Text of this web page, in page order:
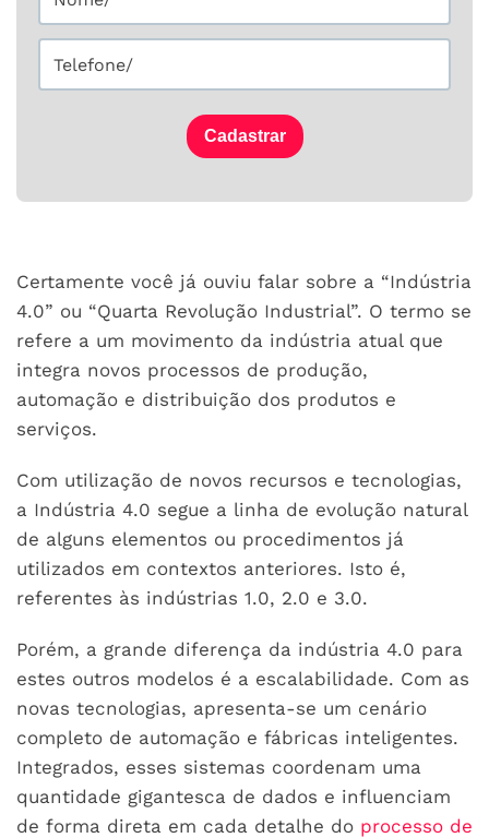
Certamente você já ouviu falar sobre a “Indústria
4.0” ou “Quarta Revolução Industrial”. O termo se
refere a um movimento da indústria atual que
integra novos processos de produção,
automação e distribuição dos produtos e
serviços.
Com utilização de novos recursos e tecnologias,
a Indústria 4.0 segue a linha de evolução natural
de alguns elementos ou procedimentos já
utilizados em contextos anteriores. Isto é,
referentes às indústrias 1.0, 2.0 e 3.0.
Porém, a grande diferença da indústria 4.0 para
estes outros modelos é a escalabilidade. Com as
novas tecnologias, apresenta-se um cenário
completo de automação e fábricas inteligentes.
Integrados, esses sistemas coordenam uma
quantidade gigantesca de dados e influenciam
de forma direta em cada detalhe do processo de
Cadastrar